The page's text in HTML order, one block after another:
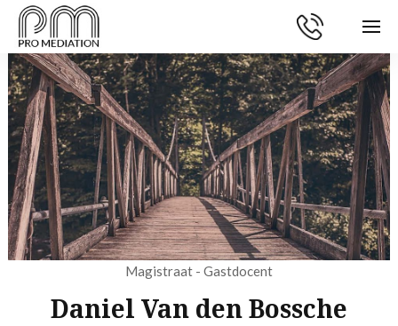
Magistraat - Gastdocent
Daniel Van den Bossche